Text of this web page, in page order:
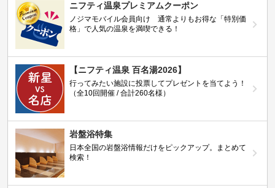
ニフティ温泉プレミアムクーポン
ノジマモバイル会員向け 通常よりもお得な「特別価
格」で人気の温泉を満喫できる！
【ニフティ温泉 百名湯2026】
行ってみたい施設に投票してプレゼントを当てよう！
（全10回開催 / 合計260名様）
岩盤浴特集
日本全国の岩盤浴情報だけをピックアップ。まとめて
検索！